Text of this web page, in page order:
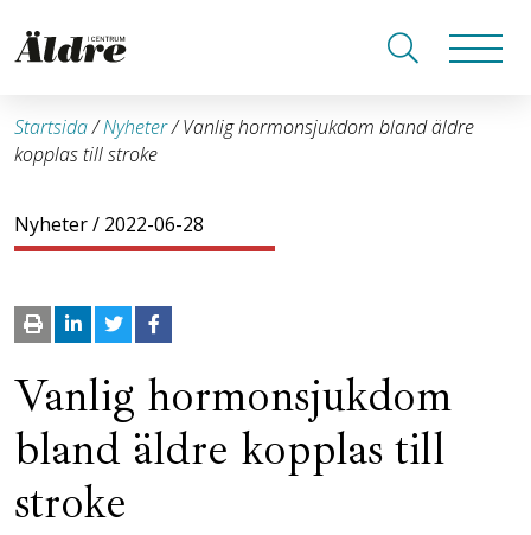
Startsida/Nyheter/Vanlig hormonsjukdom bland äldre
kopplas till stroke
Nyheter/ 2022-06-28
Vanlig hormonsjukdom
bland äldre kopplas till
stroke